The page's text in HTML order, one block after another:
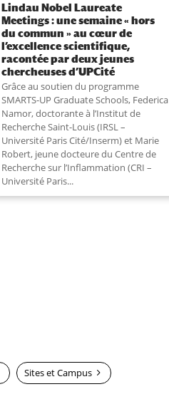
Lindau Nobel Laureate
Meetings : une semaine « hors
du commun » au cœur de
l’excellence scientifique,
racontée par deux jeunes
chercheuses d’UPCité
Grâce au soutien du programme
SMARTS-UP Graduate Schools, Federica
Namor, doctorante à l’Institut de
Recherche Saint-Louis (IRSL –
Université Paris Cité/Inserm) et Marie
Robert, jeune docteure du Centre de
Recherche sur l’Inflammation (CRI –
Université Paris...
lire plus
Sites et Campus